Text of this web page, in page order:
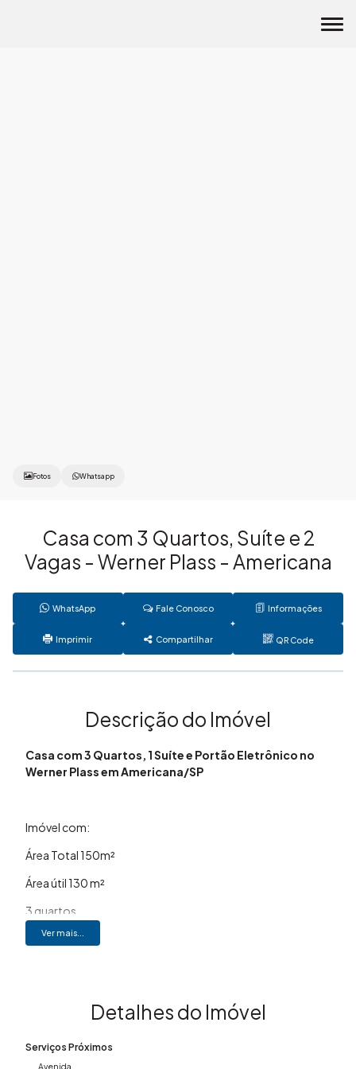
Fotos Whatsapp
Casa com 3 Quartos, Suíte e 2
Vagas - Werner Plass - Americana
WhatsApp Fale Conosco Informações
Imprimir Compartilhar QR Code
Descrição do Imóvel
Casa com 3 Quartos, 1 Suíte e Portão Eletrônico no
Werner Plass em Americana/SP
Imóvel com:
Área Total 150m²
Área útil 130 m²
3 quartos
2 banheiros
Área de serviço;
Ver mais...
Detalhes do Imóvel
Serviços Próximos
Avenida